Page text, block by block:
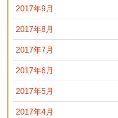
2017年9月
2017年8月
2017年7月
2017年6月
2017年5月
2017年4月